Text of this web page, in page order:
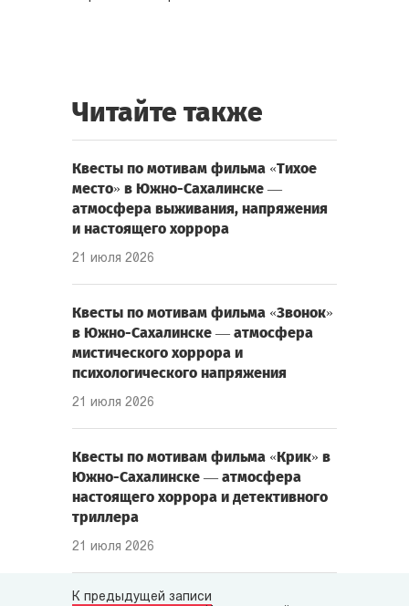
Читайте также
Квесты по мотивам фильма «Тихое
место» в Южно-Сахалинске —
атмосфера выживания, напряжения
и настоящего хоррора
21 июля 2026
Квесты по мотивам фильма «Звонок»
в Южно-Сахалинске — атмосфера
мистического хоррора и
психологического напряжения
21 июля 2026
Квесты по мотивам фильма «Крик» в
Южно-Сахалинске — атмосфера
настоящего хоррора и детективного
триллера
21 июля 2026
К предыдущей записи